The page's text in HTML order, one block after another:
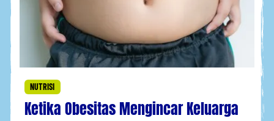
NUTRISI
Ketika Obesitas Mengincar Keluarga